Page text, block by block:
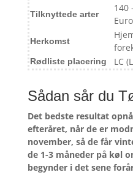
Tilknyttede arter
140
Herkomst
Rødliste placering LC
Sådan sår du
Det bedste resultat
efteråret, når de er
november, så de får
de 1-3 måneder på køl
begynder i det sene